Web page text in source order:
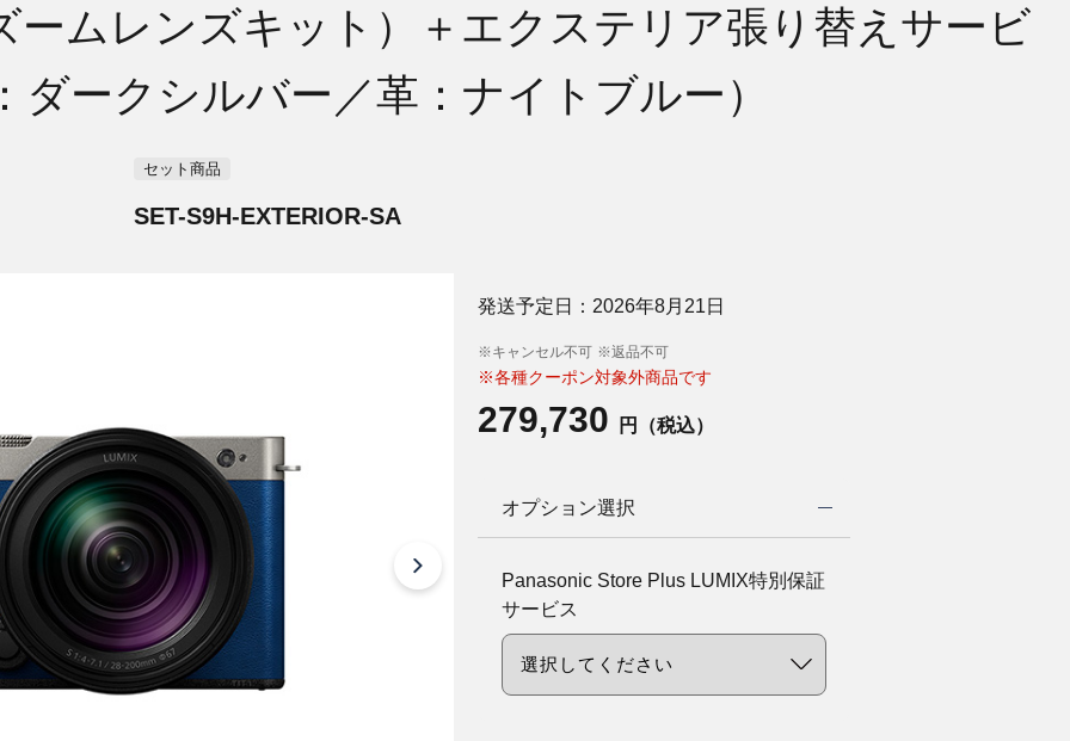
ームレンズキット）＋エクステリア張り替えサービ
ダークシルバー／革：ナイトブルー）
セット商品
SET-S9H-EXTERIOR-SA
発送予定日：2026年8月21日
※キャンセル不可 ※返品不可
※各種クーポン対象外商品です
279,730 円（税込）
オプション選択
Panasonic Store Plus LUMIX特別保証
サービス